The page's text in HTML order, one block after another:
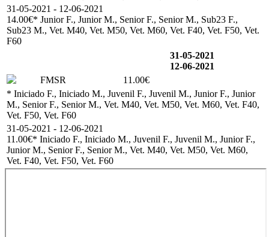
31-05-2021 - 12-06-2021
14.00€* Junior F., Junior M., Senior F., Senior M., Sub23 F.,
Sub23 M., Vet. M40, Vet. M50, Vet. M60, Vet. F40, Vet. F50, Vet.
F60
31-05-2021
12-06-2021
FMSR
11.00€
* Iniciado F., Iniciado M., Juvenil F., Juvenil M., Junior F., Junior
M., Senior F., Senior M., Vet. M40, Vet. M50, Vet. M60, Vet. F40,
Vet. F50, Vet. F60
31-05-2021 - 12-06-2021
11.00€* Iniciado F., Iniciado M., Juvenil F., Juvenil M., Junior F.,
Junior M., Senior F., Senior M., Vet. M40, Vet. M50, Vet. M60,
Vet. F40, Vet. F50, Vet. F60